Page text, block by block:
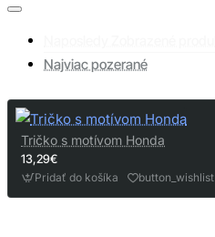
Najviac pozerané
Tričko s motívom Honda
13,29€
Pridať do košíka button_wishlist